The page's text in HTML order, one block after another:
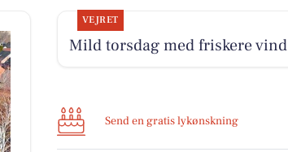
VEJRET
Mild torsdag med friskere vind
Send en gratis lykønskning